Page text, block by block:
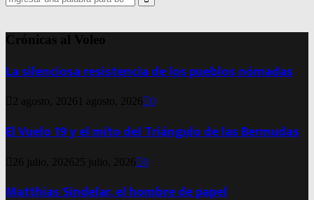
for:
Search
Crónicas al Voleo
La silenciosa resistencia de los pueblos nómadas
2 agosto, 2026 1 agosto, 2026 0
El Vuelo 19 y el mito del Triángulo de las Bermudas
26 julio, 2026 25 julio, 2026 0
Matthias Sindelar, el hombre de papel